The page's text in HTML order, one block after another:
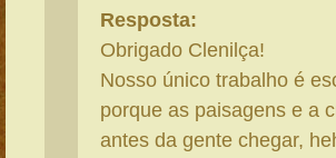
Resposta:
Obrigado Clenilça!
Nosso único trabalho é
porque as paisagens e a
antes da gente chegar,